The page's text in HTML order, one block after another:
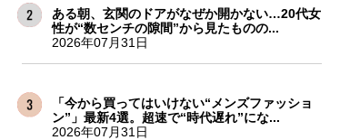
ある朝、玄関のドアがなぜか開かない…20代女
性が“数センチの隙間”から見たものの...
2026年07月31日
「今から買ってはいけない“メンズファッショ
ン”」最新4選。超速で“時代遅れ”にな...
2026年07月31日